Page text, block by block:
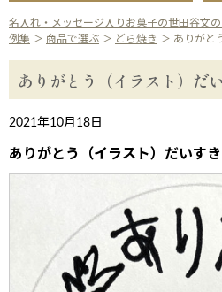
名入れ・メッセージ入りお菓子の世田谷文
例集 ＞ 商品で選ぶ ＞ どら焼き ＞ ありがと
ありがとう（イラスト）だ
2021年10月18日
ありがとう（イラスト）だいすき